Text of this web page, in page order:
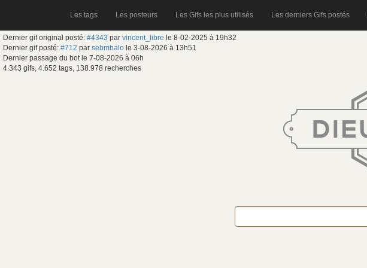
Les tags Les posteurs Les Gifs les plus utilisés Les derniers Gifs postés
Dernier gif original posté: #4343 par vincent_libre le 8-02-2025 à 19h32
Dernier gif posté: #712 par sebmbalo le 3-08-2026 à 13h51
Dernier passage du bot le 7-08-2026 à 06h
4.343 gifs, 4.652 tags, 138.978 recherches